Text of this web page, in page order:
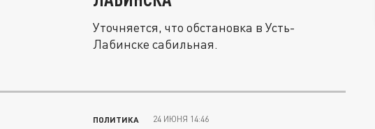
Уточняется, что обстановка в Усть-
Лабинске сабильная.
ПОЛИТИКА 24 ИЮНЯ 14:46